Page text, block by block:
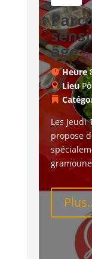
âge
Heure
Lieu
Les Jeudi
propose